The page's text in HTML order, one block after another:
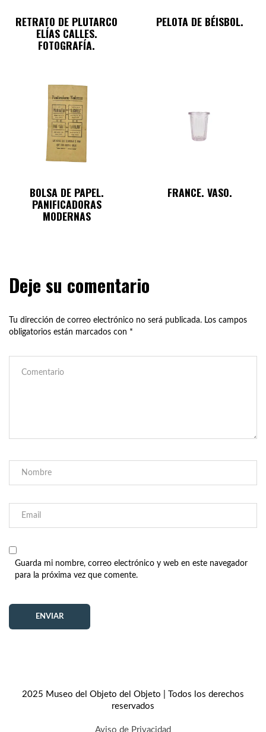
RETRATO DE PLUTARCO
ELÍAS CALLES.
FOTOGRAFÍA.
PELOTA DE BÉISBOL.
BOLSA DE PAPEL.
PANIFICADORAS
MODERNAS
FRANCE. VASO.
Deje su comentario
Tu dirección de correo electrónico no será publicada. Los campos
obligatorios están marcados con *
Guarda mi nombre, correo electrónico y web en este navegador
para la próxima vez que comente.
2025 Museo del Objeto del Objeto | Todos los derechos
reservados
Aviso de Privacidad